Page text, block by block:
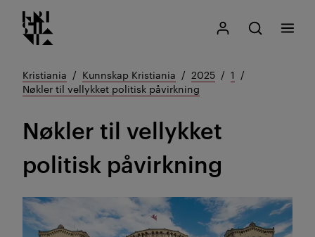
Gå
til
Kristiania logo
Mitt Kristiania
Åpne søk
Søk
Meny
Kristiania Kunnskap Kristiania 2025
1
Nøkler til vellykket politisk påvirkning
Nøkler til vellykket
politisk påvirkning